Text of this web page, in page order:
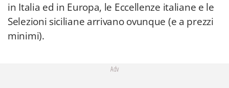
in Italia ed in Europa, le Eccellenze italiane e le
Selezioni siciliane arrivano ovunque (e a prezzi
minimi).
Adv